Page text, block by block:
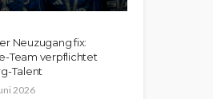
Neuzugang fix:
Team verpflichtet
Talent
2026